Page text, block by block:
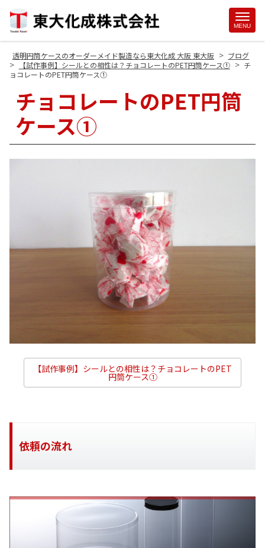
MENU
透明円筒ケースのオーダーメイド製造なら東大化成 大阪 東大阪 > ブログ
> 【試作事例】シールとの相性は？チョコレートのPET円筒ケース① > チ
ョコレートのPET円筒ケース①
チョコレートのPET円筒
ケース①
【試作事例】シールとの相性は？チョコレートのPET
円筒ケース①
依頼の流れ
Site
Footer